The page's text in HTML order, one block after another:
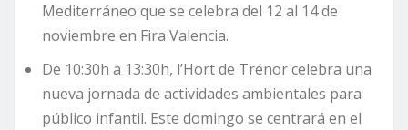
Mediterráneo que se celebra del 12 al 14 de
noviembre en Fira Valencia.
De 10:30h a 13:30h, l’Hort de Trénor celebra una
nueva jornada de actividades ambientales para
público infantil. Este domingo se centrará en el